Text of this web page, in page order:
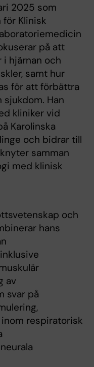
2025 som
Klinisk
på att
hjärnan och
samt hur
för att förbättra
sjukdom. Han
kliniker vid
Karolinska
och bidrar till
samman
med klinisk
och
hans
av
svar på
respiratorisk